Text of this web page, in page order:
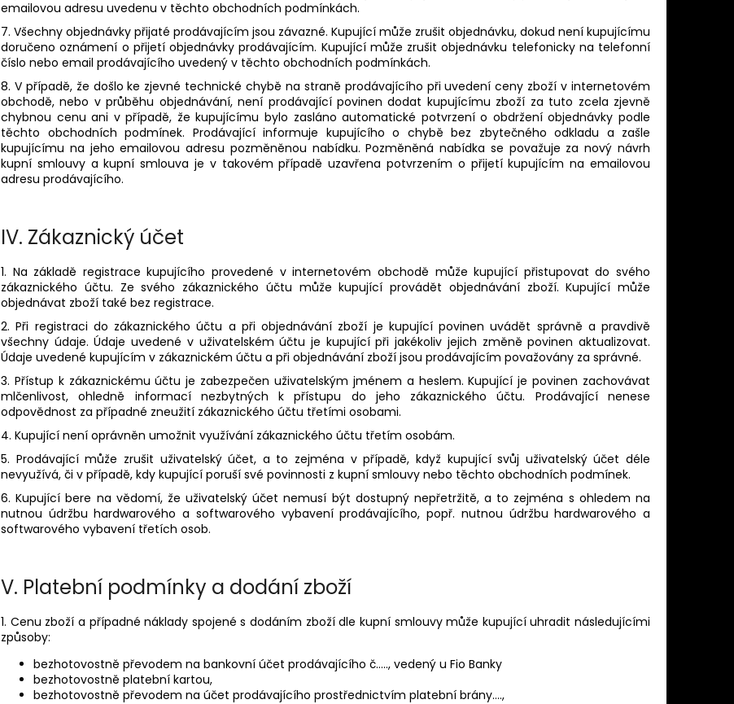
emailovou adresu uvedenu v těchto obchodních podmínkách.
7. Všechny objednávky přijaté prodávajícím jsou závazné. Kupující může zrušit objednávku, dokud není kupujícímu
doručeno oznámení o přijetí objednávky prodávajícím. Kupující může zrušit objednávku telefonicky na telefonní
číslo nebo email prodávajícího uvedený v těchto obchodních podmínkách.
8. V případě, že došlo ke zjevné technické chybě na straně prodávajícího při uvedení ceny zboží v internetovém
obchodě, nebo v průběhu objednávání, není prodávající povinen dodat kupujícímu zboží za tuto zcela zjevně
chybnou cenu ani v případě, že kupujícímu bylo zasláno automatické potvrzení o obdržení objednávky podle
těchto obchodních podmínek. Prodávající informuje kupujícího o chybě bez zbytečného odkladu a zašle
kupujícímu na jeho emailovou adresu pozměněnou nabídku. Pozměněná nabídka se považuje za nový návrh
kupní smlouvy a kupní smlouva je v takovém případě uzavřena potvrzením o přijetí kupujícím na emailovou
adresu prodávajícího.
IV. Zákaznický účet
1. Na základě registrace kupujícího provedené v internetovém obchodě může kupující přistupovat do svého
zákaznického účtu. Ze svého zákaznického účtu může kupující provádět objednávání zboží. Kupující může
objednávat zboží také bez registrace.
2. Při registraci do zákaznického účtu a při objednávání zboží je kupující povinen uvádět správně a pravdivě
všechny údaje. Údaje uvedené v uživatelském účtu je kupující při jakékoliv jejich změně povinen aktualizovat.
Údaje uvedené kupujícím v zákaznickém účtu a při objednávání zboží jsou prodávajícím považovány za správné.
3. Přístup k zákaznickému účtu je zabezpečen uživatelským jménem a heslem. Kupující je povinen zachovávat
mlčenlivost, ohledně informací nezbytných k přístupu do jeho zákaznického účtu. Prodávající nenese
odpovědnost za případné zneužití zákaznického účtu třetími osobami.
4. Kupující není oprávněn umožnit využívání zákaznického účtu třetím osobám.
5. Prodávající může zrušit uživatelský účet, a to zejména v případě, když kupující svůj uživatelský účet déle
nevyužívá, či v případě, kdy kupující poruší své povinnosti z kupní smlouvy nebo těchto obchodních podmínek.
6. Kupující bere na vědomí, že uživatelský účet nemusí být dostupný nepřetržitě, a to zejména s ohledem na
nutnou údržbu hardwarového a softwarového vybavení prodávajícího, popř. nutnou údržbu hardwarového a
softwarového vybavení třetích osob.
V. Platební podmínky a dodání zboží
1. Cenu zboží a případné náklady spojené s dodáním zboží dle kupní smlouvy může kupující uhradit následujícími
způsoby:
bezhotovostně převodem na bankovní účet prodávajícího č….., vedený u Fio Banky
bezhotovostně platební kartou,
bezhotovostně převodem na účet prodávajícího prostřednictvím platební brány….,